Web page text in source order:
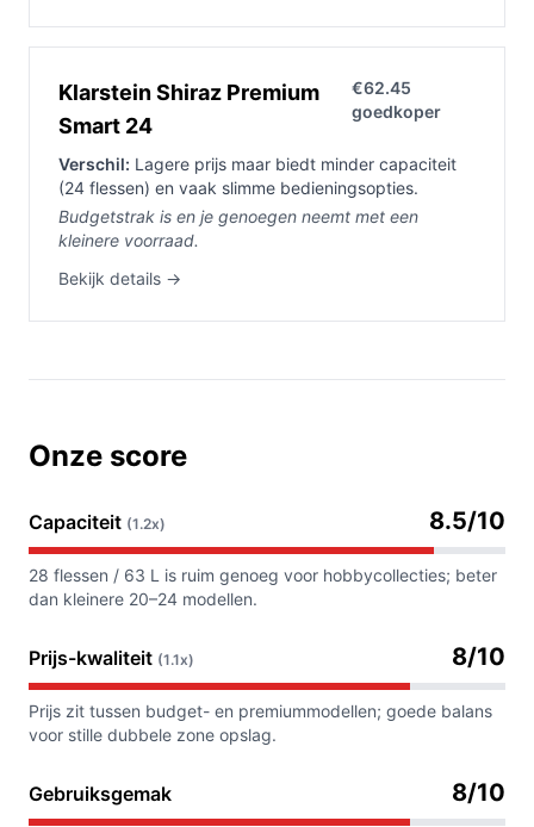
Klarstein Shiraz Premium
Smart 24
€62.45
goedkoper
Verschil: Lagere prijs maar biedt minder capaciteit
(24 flessen) en vaak slimme bedieningsopties.
Budgetstrak is en je genoegen neemt met een
kleinere voorraad.
Bekijk details →
Onze score
Capaciteit (1.2x) 8.5/10
28 flessen / 63 L is ruim genoeg voor hobbycollecties; beter
dan kleinere 20–24 modellen.
Prijs-kwaliteit (1.1x) 8/10
Prijs zit tussen budget- en premiummodellen; goede balans
voor stille dubbele zone opslag.
Gebruiksgemak 8/10